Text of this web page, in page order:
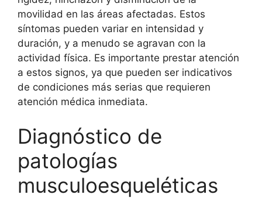
movilidad en las áreas afectadas. Estos
síntomas pueden variar en intensidad y
duración, y a menudo se agravan con la
actividad física. Es importante prestar atención
a estos signos, ya que pueden ser indicativos
de condiciones más serias que requieren
atención médica inmediata.
Diagnóstico de
patologías
musculoesqueléticas